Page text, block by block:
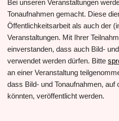
Bei unseren Veranstaltungen
Tonaufnahmen gemacht. Diese
Öffentlichkeitsarbeit als auch der
Veranstaltungen. Mit Ihrer
einverstanden, dass auch Bild-
verwendet werden dürfen. Bitte
an einer Veranstaltung
dass Bild- und Tonaufnahmen, auf
könnten, veröffentlicht werden.